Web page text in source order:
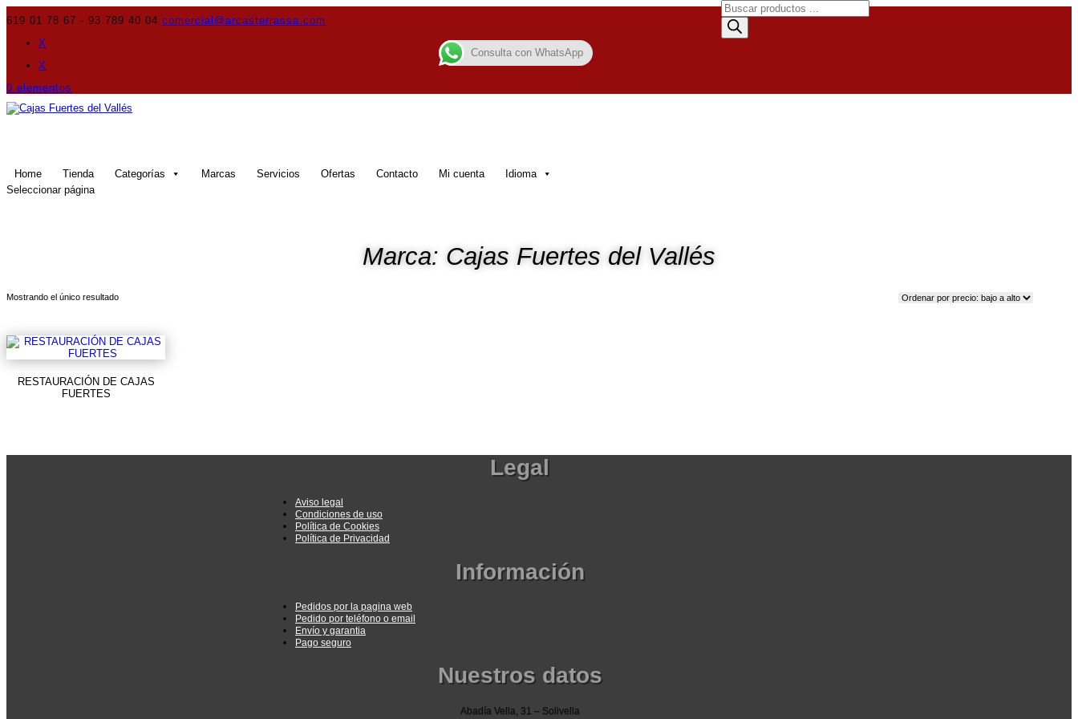
619 01 78 67 - 93 789 40 04 comercial@arcasterrassa.com
X
X
0 elementos
Home Tienda Categorías Marcas Servicios Ofertas Contacto Mi cuenta
Idioma
Seleccionar página
Búsqueda
de
productos
Marca: Cajas Fuertes del Vallés
Mostrando el único resultado
RESTAURACIÓN DE CAJAS
FUERTES
Legal
Aviso legal
Condiciones de uso
Política de Cookies
Política de Privacidad
Información
Pedidos por la pagina web
Pedido por teléfono o email
Envío y garantia
Pago seguro
Nuestros datos
Abadía Vella, 31 – Solivella
Consulta con WhatsApp